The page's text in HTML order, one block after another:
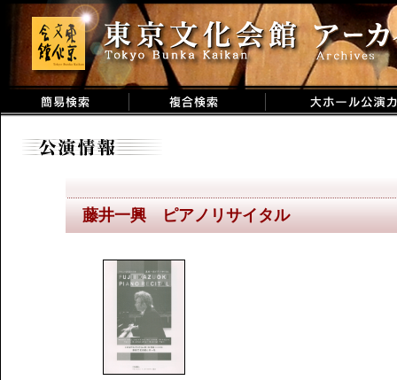
藤井一興 ピアノリサイタル